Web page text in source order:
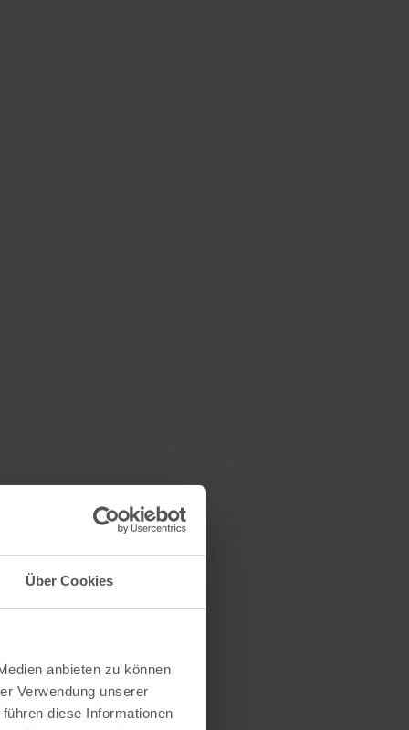
Über Cookies
anbieten zu können
Verwendung unserer
diese Informationen